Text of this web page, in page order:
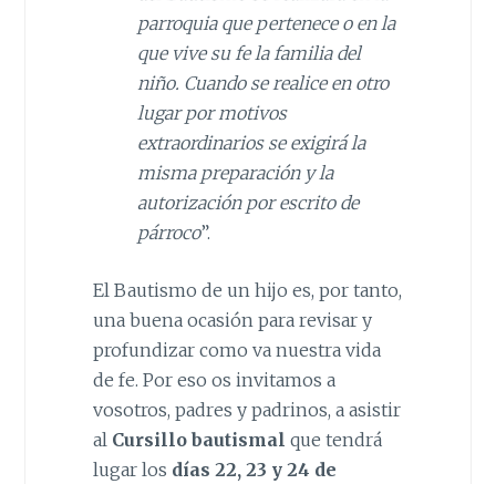
parroquia que pertenece o en la
que vive su fe la familia del
niño. Cuando se realice en otro
lugar por motivos
extraordinarios se exigirá la
misma preparación y la
autorización por escrito de
párroco”.
El Bautismo de un hijo es, por tanto,
una buena ocasión para revisar y
profundizar como va nuestra vida
de fe. Por eso os invitamos a
vosotros, padres y padrinos, a asistir
alCursillo bautismal que tendrá
lugar los días 22, 23 y 24 de